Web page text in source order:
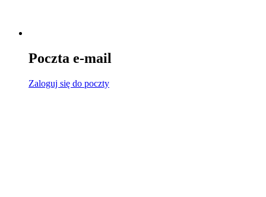
Poczta e-mail
Zaloguj się do poczty